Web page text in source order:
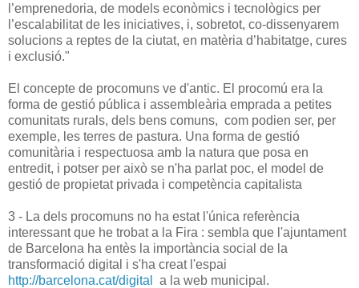
l’emprenedoria, de models econòmics i tecnològics per
l’escalabilitat de les iniciatives, i, sobretot, co-dissenyarem
solucions a reptes de la ciutat, en matèria d’habitatge, cures
i exclusió."
El concepte de procomuns ve d'antic. El procomú era la
forma de gestió pública i assembleària emprada a petites
comunitats rurals, dels bens comuns, com podien ser, per
exemple, les terres de pastura. Una forma de gestió
comunitària i respectuosa amb la natura que posa en
entredit, i potser per això se n'ha parlat poc, el model de
gestió de propietat privada i competència capitalista
3 - La dels procomuns no ha estat l'única referència
interessant que he trobat a la Fira : sembla que l'ajuntament
de Barcelona ha entès la importància social de la
transformació digital i s'ha creat l'espai
http://barcelona.cat/digital
a la web municipal.